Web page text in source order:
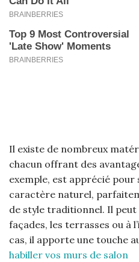
Il existe de nombreux
chacun offrant des
exemple, est apprécié pour
caractère naturel,
de style traditionnel. Il
façades, les terrasses ou à
cas, il apporte une touche
habiller vos murs de salon